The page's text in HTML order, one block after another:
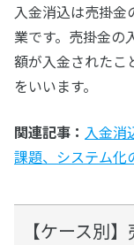
入金消込は売掛金
業です。売掛金の
額が入金されたこ
をいいます。
関連記事： 入金消
課題、システム化
【ケース別